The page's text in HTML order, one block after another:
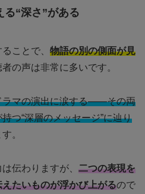
る“深さ”がある
ことで、 物語の別の側面が見
の声は非常に多いです。
ラマの演出に涙する――その両
つ“深層のメッセージ”に辿り
。
伝わりますが、 二つの表現を
たいものが浮かび上がるので